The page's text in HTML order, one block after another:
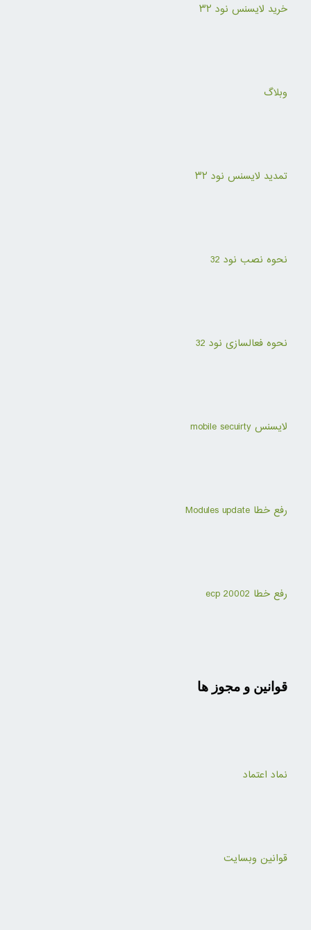
خرید لایسنس نود ۳۲
وبلاگ
تمدید لایسنس نود ۳۲
نحوه نصب نود 32
نحوه فعالسازی نود 32
لایسنس mobile secuirty
رفع خطا Modules update
رفع خطا ecp 20002
قوانین و مجوز ها
نماد اعتماد
قوانین وبسایت